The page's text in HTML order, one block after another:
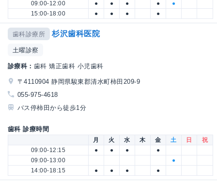
09:00-12:00 ● ● ● ●
●
15:00-18:00
● ● ● ●
歯科診療所 杉沢歯科医院
土曜診察
診療科： 歯科 矯正歯科 小児歯科
〒4110904 静岡県駿東郡清水町柿田209-9
055-975-4618
バス停柿田から徒歩1分
歯科 診療時間
月 火 水 木 金 土 日
祝
09:00-12:15
● ● ●
●
09:00-13:00
●
14:00-18:15
● ● ● ●